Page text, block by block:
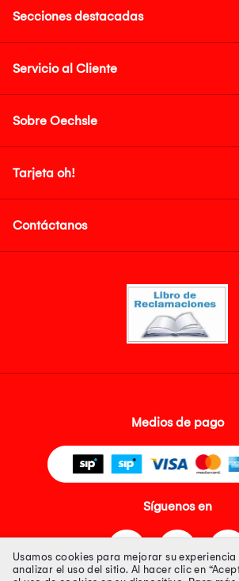
Secciones destacadas
Servicio al Cliente
Sobre Oechsle
Tarjeta oh!
Contáctanos
Medios de pago
Síguenos en
Usamos cookies para mejorar su
analizar el uso del sitio. Al hacer clic en